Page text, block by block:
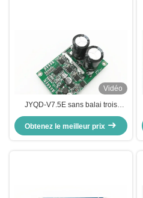
Vidéo
JYQD-V7.5E sans balai trois
phases DC capteur contrôleur du
conducteur du moteur régulateur
PWM 36-72V
Obtenez le meilleur prix